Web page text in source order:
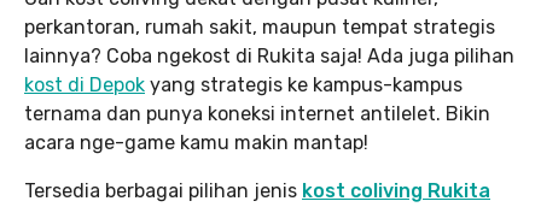
perkantoran, rumah sakit, maupun tempat strategis
lainnya? Coba ngekost di Rukita saja! Ada juga pilihan
kost di Depok yang strategis ke kampus-kampus
ternama dan punya koneksi internet antilelet. Bikin
acara nge-game kamu makin mantap!
Tersedia berbagai pilihan jenis kost coliving Rukita